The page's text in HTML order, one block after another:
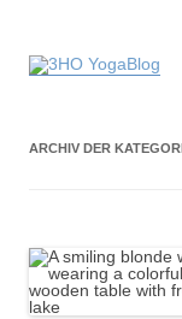
ARCHIV DER